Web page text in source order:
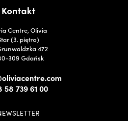
Kontakt
Centre, Olivia
(3. piętro)
472
309 Gdańsk
58 739 61 00